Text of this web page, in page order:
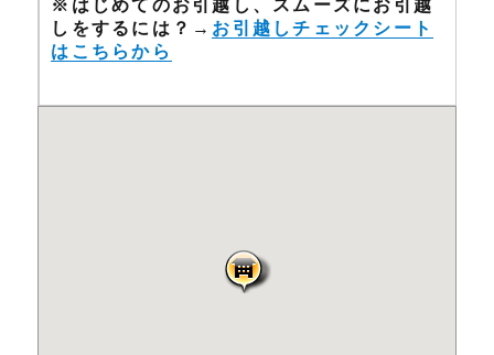
※はじめてのお引越し、スムーズにお引越
しをするには？→ お引越しチェックシート
はこちらから